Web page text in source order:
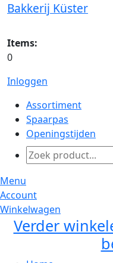
Bakkerij Küster
Items:
0
Inloggen
Assortiment
Spaarpas
Openingstijden
Menu
Account
Winkelwagen
Verder